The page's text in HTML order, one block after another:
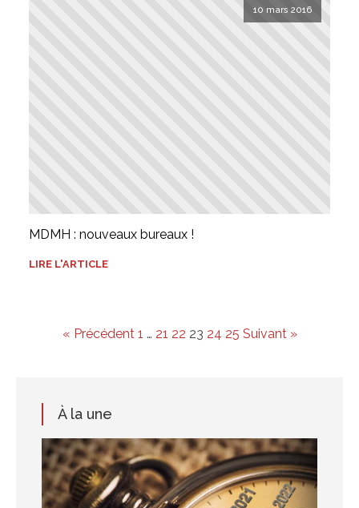
10 mars 2016
MDMH : nouveaux bureaux !
LIRE L'ARTICLE
« Précédent 1 … 21 22 23 24 25 Suivant »
À la une